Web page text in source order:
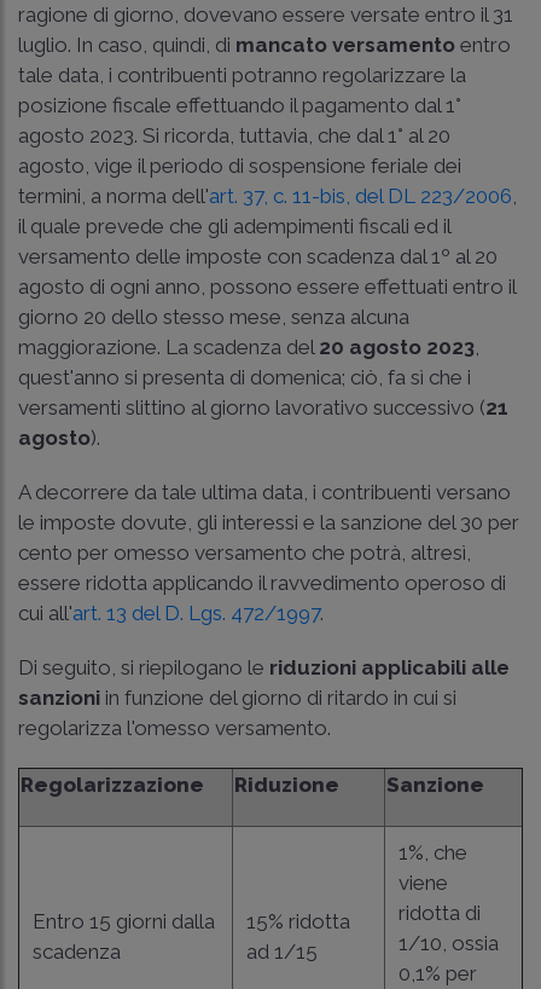
ragione di giorno, dovevano essere versate entro il 31
luglio. In caso, quindi, di mancato versamento entro
tale data, i contribuenti potranno regolarizzare la
posizione fiscale effettuando il pagamento dal 1°
agosto 2023. Si ricorda, tuttavia, che dal 1° al 20
agosto, vige il periodo di sospensione feriale dei
termini, a norma dell'art. 37, c. 11-bis, del DL 223/2006
il quale prevede che gli adempimenti fiscali ed il
versamento delle imposte con scadenza dal 1º al 20
agosto di ogni anno, possono essere effettuati entro il
giorno 20 dello stesso mese, senza alcuna
maggiorazione. La scadenza del 20 agosto 2023
quest'anno si presenta di domenica; ciò, fa sì che i
versamenti slittino al giorno lavorativo successivo (21
agosto).
A decorrere da tale ultima data, i contribuenti versano
le imposte dovute, gli interessi e la sanzione del 30 per
cento per omesso versamento che potrà, altresì,
essere ridotta applicando il ravvedimento operoso di
cui all'art. 13 del D. Lgs. 472/1997.
Di seguito, si riepilogano le riduzioni applicabili alle
sanzioni in funzione del giorno di ritardo in cui si
regolarizza l'omesso versamento.
Regolarizzazione Riduzione Sanzione
Entro 15 giorni dalla
scadenza
15% ridotta
ad 1/15
1%, che
viene
ridotta di
1/10, ossia
0,1% per